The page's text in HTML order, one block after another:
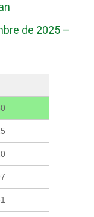
de 2025 –